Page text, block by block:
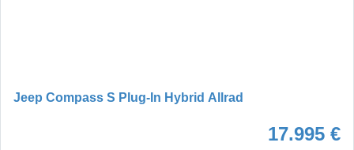
Jeep Compass S Plug-In Hybrid Allrad
17.995 €